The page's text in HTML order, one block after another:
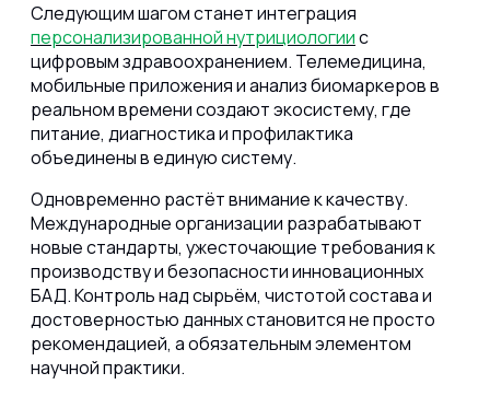
Следующим шагом станет интеграция
персонализированной нутрициологиис
цифровым здравоохранением. Телемедицина,
мобильные приложения и анализ биомаркеров в
реальном времени создают экосистему, где
питание, диагностика и профилактика
объединены в единую систему.
Одновременно растёт внимание к качеству.
Международные организации разрабатывают
новые стандарты, ужесточающие требования к
производству и безопасности инновационных
БАД. Контроль над сырьём, чистотой состава и
достоверностью данных становится не просто
рекомендацией, а обязательным элементом
научной практики.